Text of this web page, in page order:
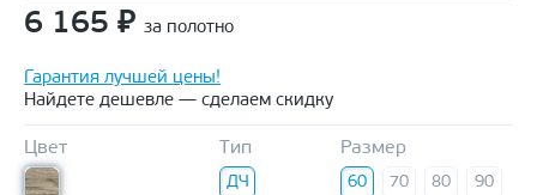
6 165 ₽ за полотно
Гарантия лучшей цены!
Найдете дешевле — сделаем скидку
Цвет Тип
ДЧ
Размер
60 70 80 90